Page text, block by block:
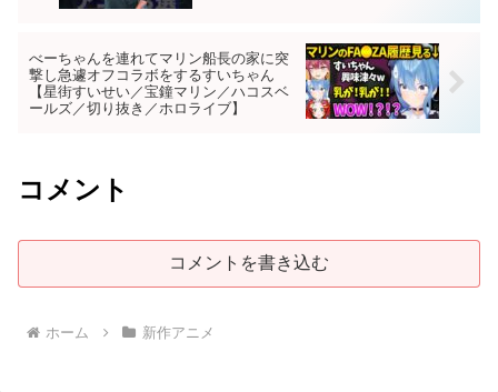
べーちゃんを連れてマリン船長の家に突
撃し急遽オフコラボをするすいちゃん
【星街すいせい／宝鐘マリン／ハコスベ
ールズ／切り抜き／ホロライブ】
コメント
コメントを書き込む
ホーム 新作アニメ